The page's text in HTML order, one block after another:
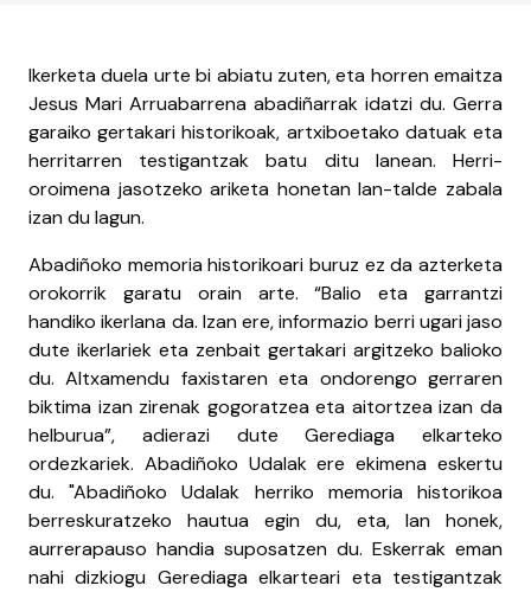
Ikerketa duela urte bi abiatu zuten, eta horren emaitza
Jesus Mari Arruabarrena abadiñarrak idatzi du. Gerra
garaiko gertakari historikoak, artxiboetako datuak eta
herritarren testigantzak batu ditu lanean. Herri-
oroimena jasotzeko ariketa honetan lan-talde zabala
izan du lagun.
Abadiñoko memoria historikoari buruz ez da azterketa
orokorrik garatu orain arte. “Balio eta garrantzi
handiko ikerlana da. Izan ere, informazio berri ugari jaso
dute ikerlariek eta zenbait gertakari argitzeko balioko
du. Altxamendu faxistaren eta ondorengo gerraren
biktima izan zirenak gogoratzea eta aitortzea izan da
helburua”, adierazi dute Gerediaga elkarteko
ordezkariek. Abadiñoko Udalak ere ekimena eskertu
du. "Abadiñoko Udalak herriko memoria historikoa
berreskuratzeko hautua egin du, eta, lan honek,
aurrerapauso handia suposatzen du. Eskerrak eman
nahi dizkiogu Gerediaga elkarteari eta testigantzak